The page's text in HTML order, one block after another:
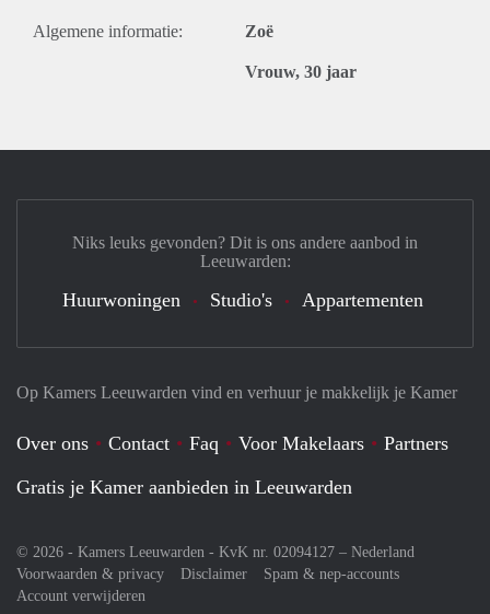
Algemene informatie: Zoë
Vrouw, 30 jaar
Op Kamers Leeuwarden vind en verhuur je makkelijk je Kamer
Over ons Contact Faq Voor Makelaars
Partners
Gratis je Kamer aanbieden in Leeuwarden
© 2026 - Kamers Leeuwarden - KvK nr. 02094127 – Nederland
Voorwaarden & privacy
Disclaimer
Spam & nep-accounts
Account verwijderen
Niks leuks gevonden? Dit is ons andere aanbod in
Leeuwarden:
Huurwoningen Studio's Appartementen